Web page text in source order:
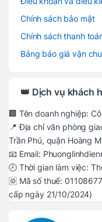
Chính sách bảo mật
Chính sách thanh
Bảng báo giá vận
👑 Dịch vụ khách
🏢 Tên doanh nghiệp:
📍 Địa chỉ văn phòng
Trần Phú, quận Hoàng
📧 Email:
🕗 Thời gian làm việc:
🆔 Mã số thuế:
cấp ngày 21/10/2024)